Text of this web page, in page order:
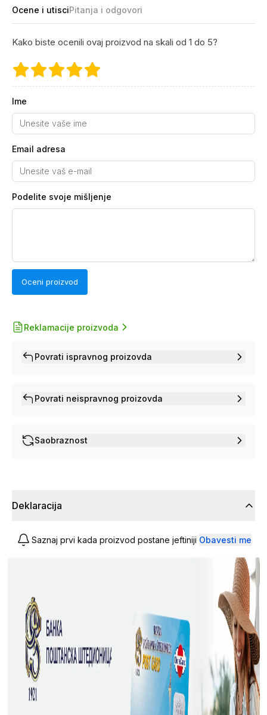
Ocene i utisciPitanja i odgovori
Kako biste ocenili ovaj proizvod na skali od 1 do 5?
Ime
Email adresa
Podelite svoje mišljenje
Oceni proizvod
Reklamacije proizvoda
Povrati ispravnog proizovda
Povrati neispravnog proizovda
Saobraznost
Deklaracija
Saznaj prvi kada proizvod postane jeftiniji Obavesti me